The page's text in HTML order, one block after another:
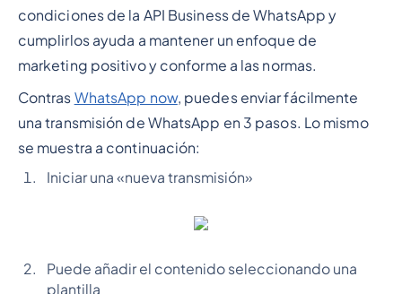
condiciones de la API Business de WhatsApp y
cumplirlos ayuda a mantener un enfoque de
marketing positivo y conforme a las normas.
Contras WhatsApp now, puedes enviar fácilmente
una transmisión de WhatsApp en 3 pasos. Lo mismo
se muestra a continuación:
Iniciar una «nueva transmisión»
Puede añadir el contenido seleccionando una
plantilla